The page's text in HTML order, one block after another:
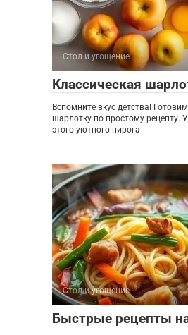
Стол и угощение
Классическая
Вспомните вкус детства!
шарлотку по простому рецепту.
этого уютного пирога
Стол и угощение
Быстрые рецепты